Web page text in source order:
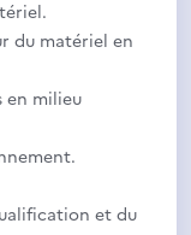
du matériel en
en milieu
et du